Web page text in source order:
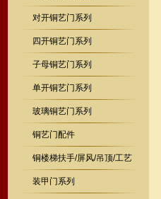
对开铜艺门系列
四开铜艺门系列
子母铜艺门系列
单开铜艺门系列
玻璃铜艺门系列
铜艺门配件
铜楼梯扶手/屏风/吊顶/工艺
装甲门系列